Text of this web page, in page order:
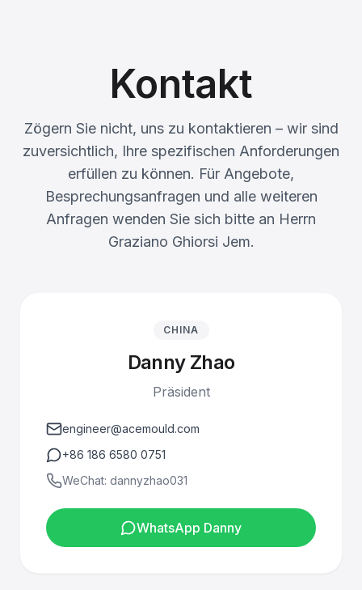
Kontakt
Zögern Sie nicht, uns zu kontaktieren – wir sind
zuversichtlich, Ihre spezifischen Anforderungen
erfüllen zu können. Für Angebote,
Besprechungsanfragen und alle weiteren
Anfragen wenden Sie sich bitte an Herrn
Graziano Ghiorsi Jem.
CHINA
Danny Zhao
Präsident
engineer@acemould.com
+86 186 6580 0751
WeChat: dannyzhao031
WhatsApp Danny